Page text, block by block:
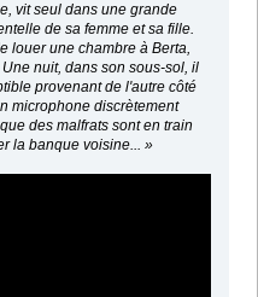
vit seul dans une grande
de sa femme et sa fille.
louer une chambre à Berta,
nuit, dans son sous-sol, il
provenant de l'autre côté
microphone discrètement
des malfrats sont en train
la banque voisine... »